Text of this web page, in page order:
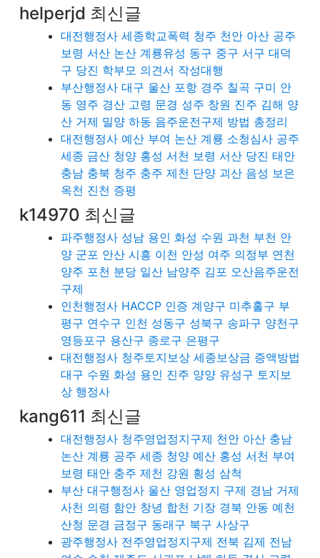
helperjd 최신글
대전행정사 세종학교폭력 청주 천안 아산 공주
보령 서산 논산 계룡유성 동구 중구 서구 대덕
구 당진 학부모 의견서 작성대행
부산행정사 대구 울산 포항 경주 칠곡 구미 안
동 영주 경산 고령 문경 성주 창원 진주 김해 양
산 거제 밀양 하동 음주운전구제 방법 총정리
대전행정사 예산 부여 논산 계룡 소청심사 공주
세종 금산 청양 홍성 서천 보령 서산 당진 태안
충남 충북 청주 충주 제천 단양 괴산 음성 보은
옥천 진천 증평
k14970 최신글
파주행정사 성남 용인 화성 수원 과천 부천 안
양 군포 안산 시흥 이천 안성 여주 의정부 연천
양주 포천 분당 일산 남양주 김포 오산음주운전
구제
인천행정사 HACCP 인증 계양구 미추홀구 부
평구 연수구 인천 성동구 성북구 송파구 양천구
영등포구 용산구 종로구 은평구
대전행정사 청주토지보상 세종보상금 증액방법
대구 수원 화성 용인 진주 양양 유성구 토지보
상 행정사
kang611 최신글
대전행정사 청주영업정지구제 천안 아산 충남
논산 계룡 공주 세종 청양 예산 홍성 서천 부여
보령 태안 충주 제천 강원 횡성 삼척
부산 대구행정사 울산 영업정지 구제 경남 거제
사천 의령 함안 창녕 합천 기장 경북 안동 예천
산청 문경 금정구 동래구 북구 사상구
광주행정사 전주영업정지구제 전북 김제 전남